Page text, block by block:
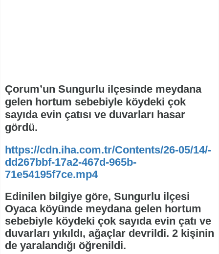
Çorum’un Sungurlu ilçesinde meydana
gelen hortum sebebiyle köydeki çok
sayıda evin çatısı ve duvarları hasar
gördü.
https://cdn.iha.com.tr/Contents/26-05/14/-
dd267bbf-17a2-467d-965b-
71e54195f7ce.mp4
Edinilen bilgiye göre, Sungurlu ilçesi
Oyaca köyünde meydana gelen hortum
sebebiyle köydeki çok sayıda evin çatı ve
duvarları yıkıldı, ağaçlar devrildi. 2 kişinin
de yaralandığı öğrenildi.